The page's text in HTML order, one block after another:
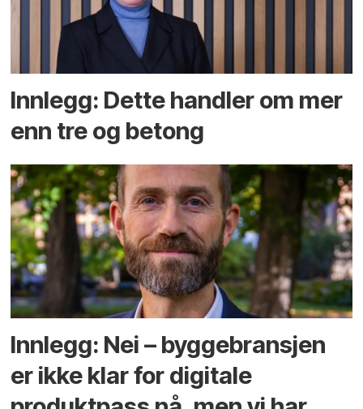
Innlegg: Dette handler om mer
enn tre og betong
Innlegg: Nei – byggebransjen
er ikke klar for digitale